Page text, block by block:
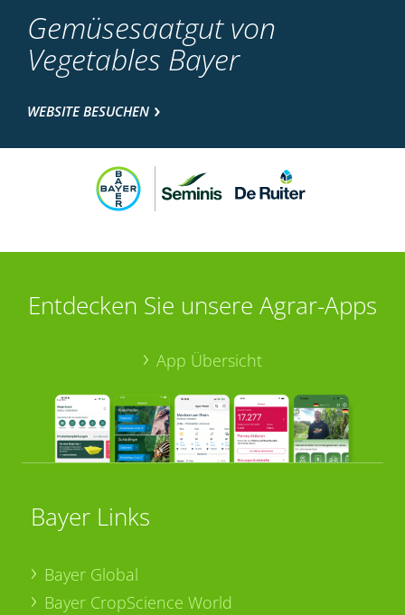
Gemüsesaatgut von
Vegetables Bayer
WEBSITE BESUCHEN
Entdecken Sie unsere Agrar-Apps
App Übersicht
Bayer Links
Bayer Global
Bayer CropScience World